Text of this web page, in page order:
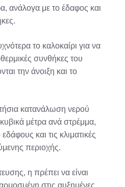
ανάλογα με το έδαφος και
το καλοκαίρι για να
συνθήκες του
την άνοιξη και το
κατανάλωση νερού
μέτρα ανά στρέμμα,
και τις κλιματικές
περιοχής.
η πρέπει να είναι
στις αυξημένες